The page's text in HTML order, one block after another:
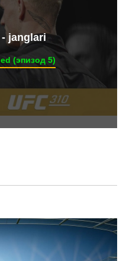
janglari
(эпизод 5)